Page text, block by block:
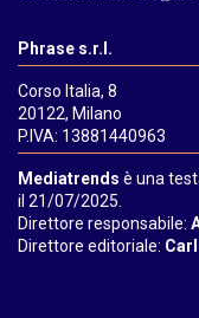
Phrase s.r.l.
Corso Italia, 8
20122, Milano
P.IVA: 13881440963
Mediatrends è una
il 21/07/2025.
Direttore responsabile:
Direttore editoriale: